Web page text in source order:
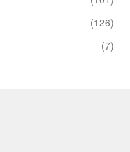
(126)
(7)